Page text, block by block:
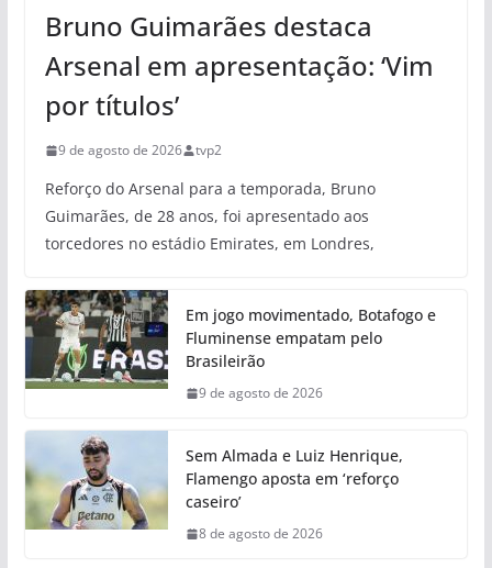
Bruno Guimarães destaca
Arsenal em apresentação: ‘Vim
por títulos’
9 de agosto de 2026 tvp2
Reforço do Arsenal para a temporada, Bruno
Guimarães, de 28 anos, foi apresentado aos
torcedores no estádio Emirates, em Londres,
Em jogo movimentado, Botafogo e
Fluminense empatam pelo
Brasileirão
9 de agosto de 2026
Sem Almada e Luiz Henrique,
Flamengo aposta em ‘reforço
caseiro’
8 de agosto de 2026